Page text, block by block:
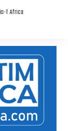
T Africa